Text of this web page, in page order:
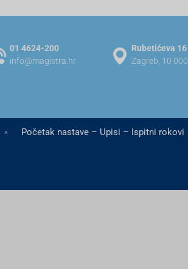
01 4624-200
info@magistra.hr
Rubetićeva 16
Zagreb, 10 000
Početak nastave – Upisi – Ispitni rokovi